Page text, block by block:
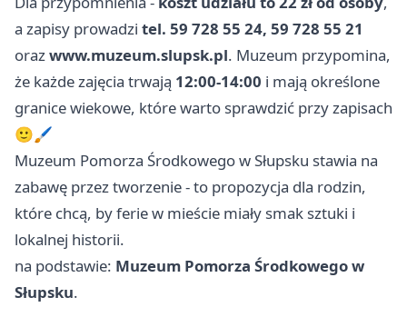
a zapisy prowadzi tel. 59 728 55 24, 59 728 55 21
orazwww.muzeum.slupsk.pl. Muzeum przypomina,
że każde zajęcia trwają 12:00-14:00 i mają określone
granice wiekowe, które warto sprawdzić przy zapisach
🙂🖌️
Muzeum Pomorza Środkowego w Słupsku stawia na
zabawę przez tworzenie - to propozycja dla rodzin,
które chcą, by ferie w mieście miały smak sztuki i
lokalnej historii.
na podstawie: Muzeum Pomorza Środkowego w
Słupsku.